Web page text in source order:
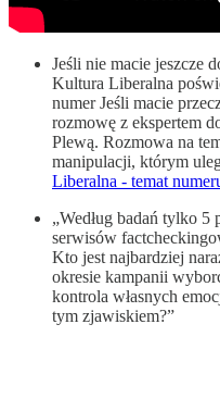
Jeśli nie macie jeszcze
Kultura Liberalna
numer Jeśli macie
rozmowę z ekspertem
Plewą. Rozmowa na
manipulacji, którym
Liberalna - temat
„Według badań tylko
serwisów
Kto jest najbardziej
okresie kampanii
kontrola własnych
tym zjawiskiem?”